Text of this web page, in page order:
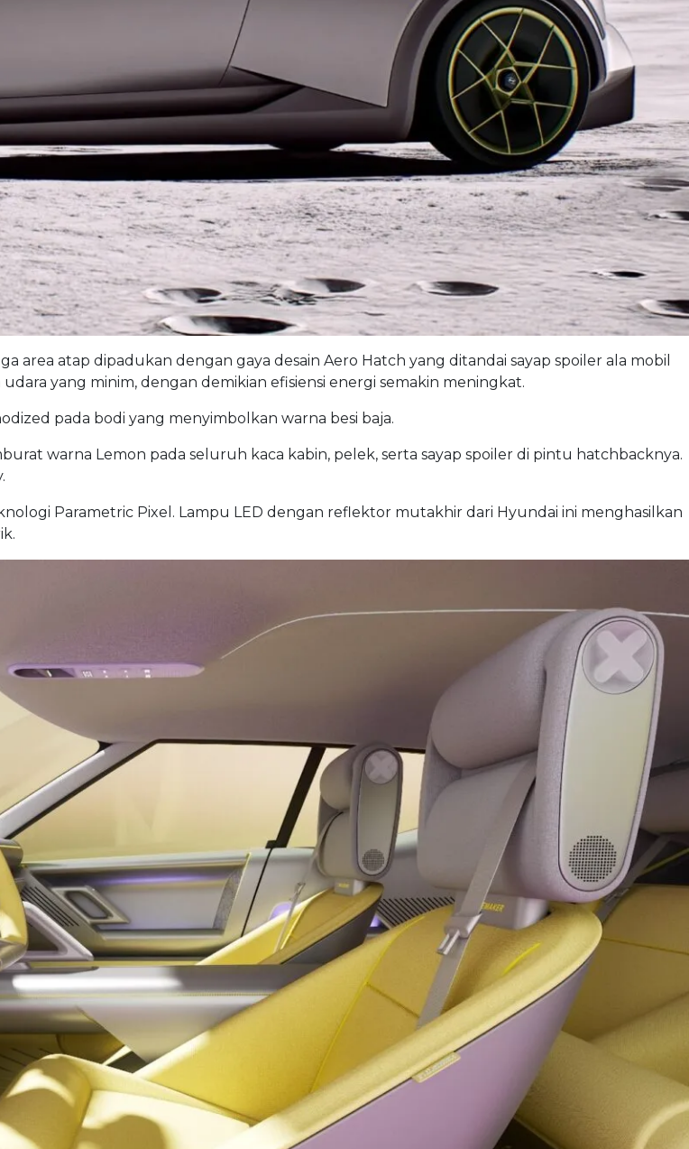
area atap dipadukan dengan gaya desain Aero Hatch yang ditandai sayap spoiler ala mobil
yang minim, dengan demikian efisiensi energi semakin meningkat.
pada bodi yang menyimbolkan warna besi baja.
warna Lemon pada seluruh kaca kabin, pelek, serta sayap spoiler di pintu hatchbacknya.
Parametric Pixel. Lampu LED dengan reflektor mutakhir dari Hyundai ini menghasilkan